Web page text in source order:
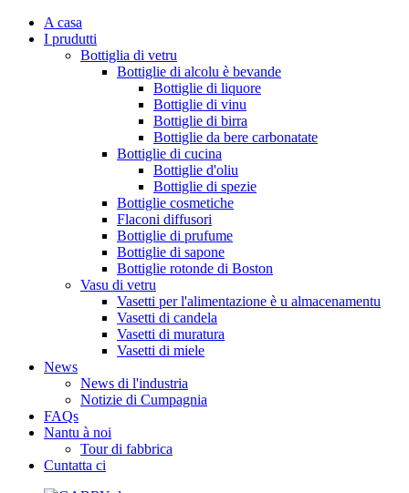
A casa
I prudutti
Bottiglia di vetru
Bottiglie di alcolu è bevande
Bottiglie di liquore
Bottiglie di vinu
Bottiglie di birra
Bottiglie da bere carbonatate
Bottiglie di cucina
Bottiglie d'oliu
Bottiglie di spezie
Bottiglie cosmetiche
Flaconi diffusori
Bottiglie di prufume
Bottiglie di sapone
Bottiglie rotonde di Boston
Vasu di vetru
Vasetti per l'alimentazione è u almacenamentu
Vasetti di candela
Vasetti di muratura
Vasetti di miele
News
News di l'industria
Notizie di Cumpagnia
FAQs
Nantu à noi
Tour di fabbrica
Cuntatta ci